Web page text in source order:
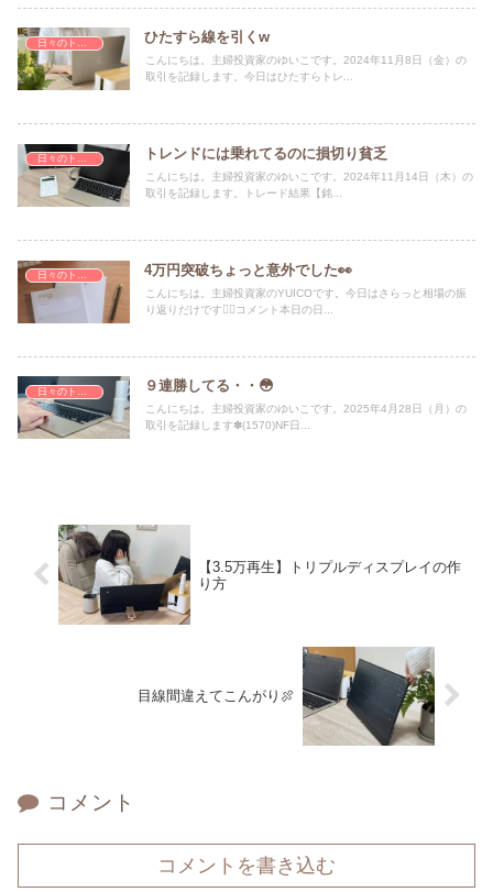
ひたすら線を引くw
こんにちは。主婦投資家のゆいこです。2024年11月8日（金）の
取引を記録します。今日はひたすらトレ...
日々のトレード記録 トレンドには乗れてるのに損切り貧乏
こんにちは。主婦投資家のゆいこです。2024年11月14日（木）の
取引を記録します。トレード結果【銘...
4万円突破ちょっと意外でした👀
こんにちは。主婦投資家のYUICOです。今日はさらっと相場の振
り返りだけです🙇‍♀️コメント本日の日...
９連勝してる・・😳
こんにちは。主婦投資家のゆいこです。2025年4月28日（月）の
取引を記録します✽(1570)NF日...
【3.5万再生】トリプルディスプレイの作
り方
目線間違えてこんがり🍖
コメント
コメントを書き込む